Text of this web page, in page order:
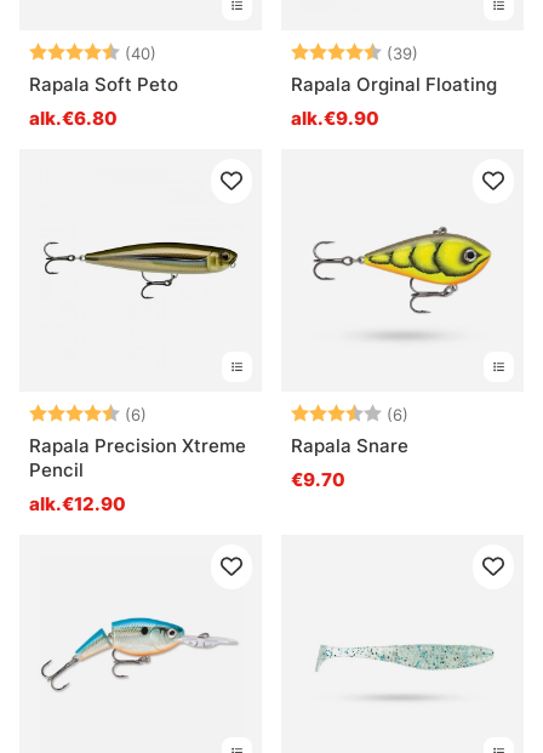
Arvio: (40)
4.5 5:sta tähdestä
Rapala Soft Peto
alk.€6.80
Arvio: (39)
Rapala Orginal Floating
alk.€9.90
Arvio: (6)
4.2 5:sta tähdestä
Rapala Precision Xtreme
Pencil
alk.€12.90
Arvio: (6)
Rapala Snare
€9.70